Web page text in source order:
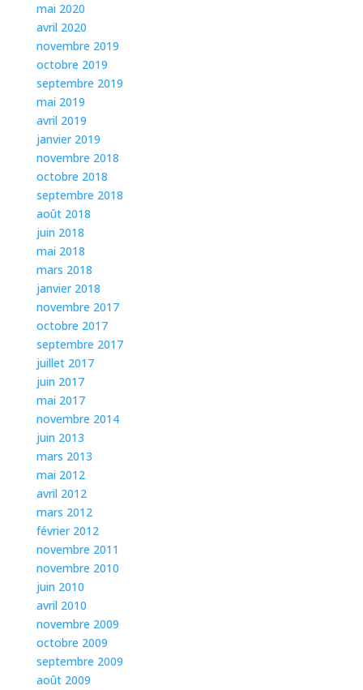
mai 2020
avril 2020
novembre 2019
octobre 2019
septembre 2019
mai 2019
avril 2019
janvier 2019
novembre 2018
octobre 2018
septembre 2018
août 2018
juin 2018
mai 2018
mars 2018
janvier 2018
novembre 2017
octobre 2017
septembre 2017
juillet 2017
juin 2017
mai 2017
novembre 2014
juin 2013
mars 2013
mai 2012
avril 2012
mars 2012
février 2012
novembre 2011
novembre 2010
juin 2010
avril 2010
novembre 2009
octobre 2009
septembre 2009
août 2009